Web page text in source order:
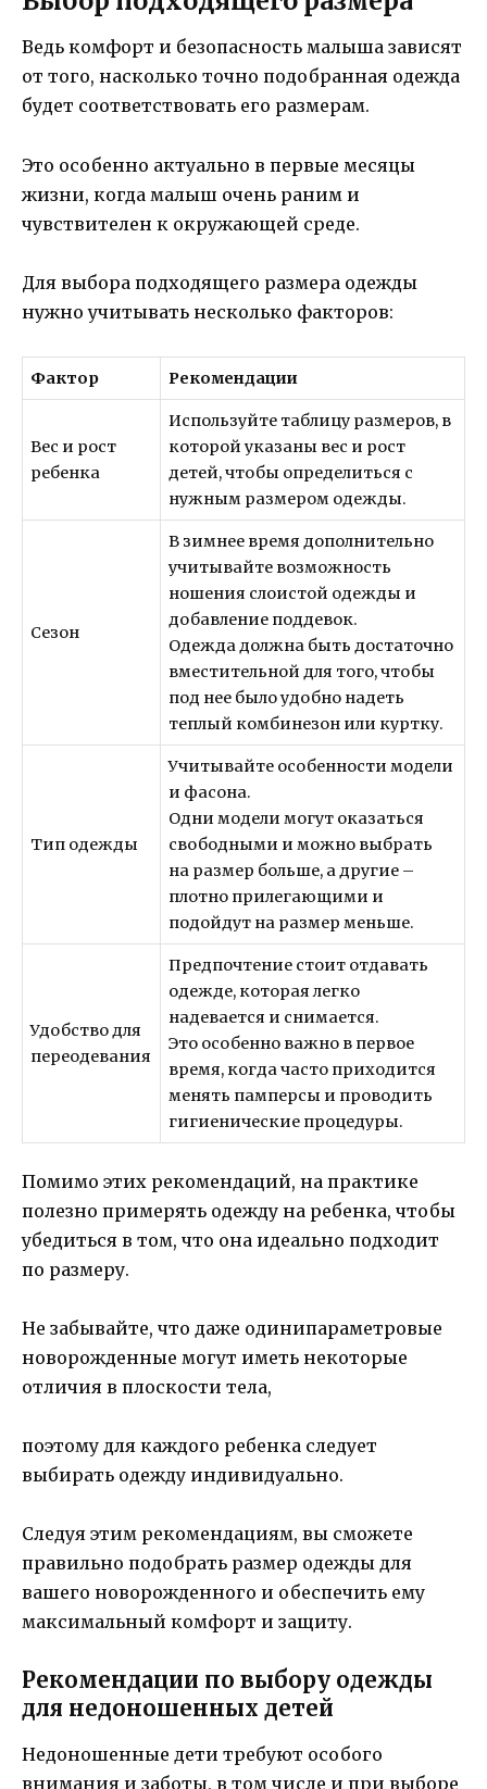
Ведь комфорт и безопасность малыша зависят
от того, насколько точно подобранная одежда
будет соответствовать его размерам.
Это особенно актуально в первые месяцы
жизни, когда малыш очень раним и
чувствителен к окружающей среде.
Для выбора подходящего размера одежды
нужно учитывать несколько факторов:
Фактор Рекомендации
Вес и рост
ребенка
Используйте таблицу размеров, в
которой указаны вес и рост
детей, чтобы определиться с
нужным размером одежды.
Сезон
В зимнее время дополнительно
учитывайте возможность
ношения слоистой одежды и
добавление поддевок.
Одежда должна быть достаточно
вместительной для того, чтобы
под нее было удобно надеть
теплый комбинезон или куртку.
Тип одежды
Учитывайте особенности модели
и фасона.
Одни модели могут оказаться
свободными и можно выбрать
на размер больше, а другие –
плотно прилегающими и
подойдут на размер меньше.
Удобство для
переодевания
Предпочтение стоит отдавать
одежде, которая легко
надевается и снимается.
Это особенно важно в первое
время, когда часто приходится
менять памперсы и проводить
гигиенические процедуры.
Помимо этих рекомендаций, на практике
полезно примерять одежду на ребенка, чтобы
убедиться в том, что она идеально подходит
по размеру.
Не забывайте, что даже одинипараметровые
новорожденные могут иметь некоторые
отличия в плоскости тела,
поэтому для каждого ребенка следует
выбирать одежду индивидуально.
Следуя этим рекомендациям, вы сможете
правильно подобрать размер одежды для
вашего новорожденного и обеспечить ему
максимальный комфорт и защиту.
Рекомендации по выбору одежды
для недоношенных детей
Недоношенные дети требуют особого
внимания и заботы, в том числе и при выборе